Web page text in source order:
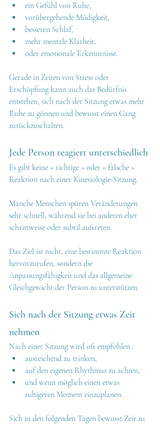
ein Gefühl von Ruhe,
vorübergehende Müdigkeit,
besseren Schlaf,
mehr mentale Klarheit,
oder emotionale Erkenntnisse.
Gerade in Zeiten von Stress oder
Erschöpfung kann auch das Bedürfnis
entstehen, sich nach der Sitzung etwas mehr
Ruhe zu gönnen und bewusst einen Gang
zurückzuschalten.
Jede Person reagiert unterschiedlich
Es gibt keine « richtige » oder « falsche »
Reaktion nach einer Kinesiologie-Sitzung.
Manche Menschen spüren Veränderungen
sehr schnell, während sie bei anderen eher
schrittweise oder subtil auftreten.
Das Ziel ist nicht, eine bestimmte Reaktion
hervorzurufen, sondern die
Anpassungsfähigkeit und das allgemeine
Gleichgewicht der Person zu unterstützen.
Sich nach der Sitzung etwas Zeit
nehmen
Nach einer Sitzung wird oft empfohlen :
ausreichend zu trinken,
auf den eigenen Rhythmus zu achten,
und wenn möglich einen etwas
ruhigeren Moment einzuplanen.
Sich in den folgenden Tagen bewusst Zeit zu